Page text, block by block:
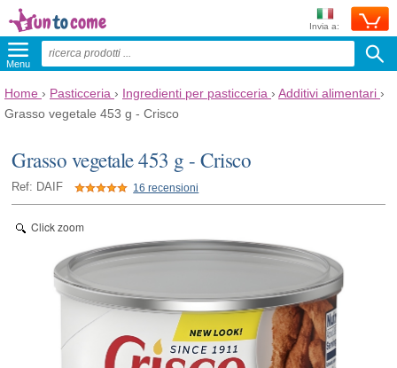
Invia a:
Menu
Home › Pasticceria › Ingredienti per pasticceria › Additivi alimentari ›
Grasso vegetale 453 g - Crisco
Grasso vegetale 453 g - Crisco
Ref: DAIF 16 recensioni
Click zoom